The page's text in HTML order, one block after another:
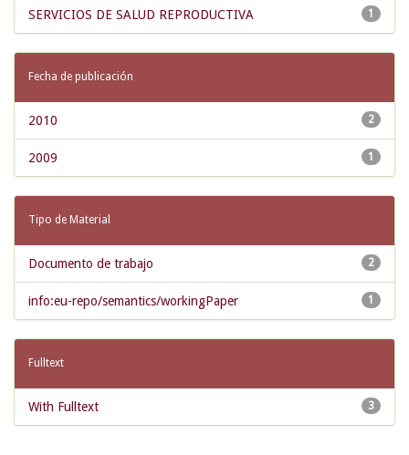
1
SERVICIOS DE SALUD REPRODUCTIVA
Fecha de publicación
2
2010
1
2009
Tipo de Material
2
Documento de trabajo
1
info:eu-repo/semantics/workingPaper
Fulltext
3
With Fulltext